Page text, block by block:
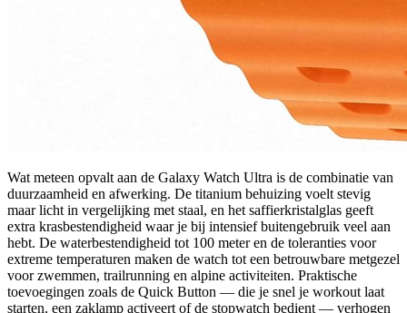
Wat meteen opvalt aan de Galaxy Watch Ultra is de combinatie van
duurzaamheid en afwerking. De titanium behuizing voelt stevig
maar licht in vergelijking met staal, en het saffierkristalglas geeft
extra krasbestendigheid waar je bij intensief buitengebruik veel aan
hebt. De waterbestendigheid tot 100 meter en de toleranties voor
extreme temperaturen maken de watch tot een betrouwbare metgezel
voor zwemmen, trailrunning en alpine activiteiten. Praktische
toevoegingen zoals de Quick Button — die je snel je workout laat
starten, een zaklamp activeert of de stopwatch bedient — verhogen